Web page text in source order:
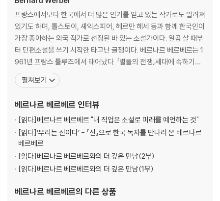
프랑스에서보다 한국에서 더 많은 인기를 얻고 있는 작가로도 알려져
있기도 하며, 톨스토이, 셰익스피어, 헤르만 헤세 등과 함께 한국인이
가장 좋아하는 외국 작가로 선정된 바 있는 소설가이다. 일곱 살 때부
터 단편소설을 쓰기 시작한 타고난 글쟁이다. 베르나르 베르베르는 1
961년 프랑스 툴루즈에서 태어났다. 「별들의 전쟁」세대에 속하기도
하는 그는 고등학교 때는 만화와 시나리오에 탐닉하면서 『만화 신문』
을 발행하였고, 이후 올더스 헉슬리와 H.G. 웰즈를 사숙하면서 소설
하고 국립 언론 학교에서 저널리즘을 공
펼쳐보기
베르나르 베르베르 인터뷰
[읽다]베르나르 베르베르 "내 직업은 소설로 미래를 예언하는 것"
[읽다]‘우리는 신이다’ - 『신』으로 한국 독자를 만나러 온 베르나르
베르베르
[읽다]베르나르 베르베르와의 더 깊은 만남(2부)
[읽다]베르나르 베르베르와의 더 깊은 만남(1부)
베르나르 베르베르의 다른 상품